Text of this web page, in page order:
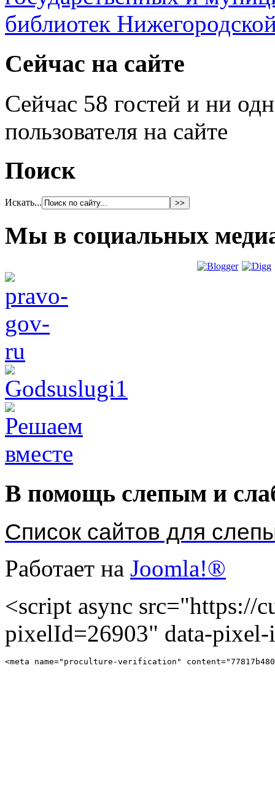
Сейчас на сайте
Сейчас 58 гостей и ни
пользователя на сайте
Поиск
Искать...
Мы в социальных
В помощь слепым и
Список сайтов для
Работает на Joomla!®
<script async src="https://
pixelId=26903" data-
<meta name="proculture-verification"